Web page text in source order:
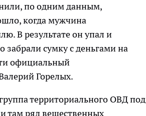
по одним данным,
когда мужчина
В результате он упал и
забрали сумку с деньгами на
официальный
Горелых.
территориального ОВД под
там ряд вещественных